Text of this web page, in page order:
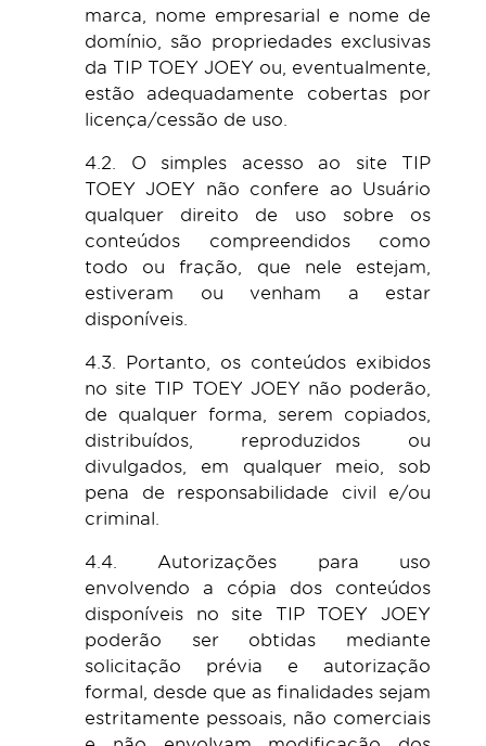
marca, nome empresarial e nome de
domínio, são propriedades exclusivas
da TIP TOEY JOEY ou, eventualmente,
estão adequadamente cobertas por
licença/cessão de uso.
4.2. O simples acesso ao site TIP
TOEY JOEY não confere ao Usuário
qualquer direito de uso sobre os
conteúdos compreendidos como
todo ou fração, que nele estejam,
estiveram ou venham a estar
disponíveis.
4.3. Portanto, os conteúdos exibidos
no site TIP TOEY JOEY não poderão,
de qualquer forma, serem copiados,
distribuídos, reproduzidos ou
divulgados, em qualquer meio, sob
pena de responsabilidade civil e/ou
criminal.
4.4. Autorizações para uso
envolvendo a cópia dos conteúdos
disponíveis no site TIP TOEY JOEY
poderão ser obtidas mediante
solicitação prévia e autorização
formal, desde que as finalidades sejam
estritamente pessoais, não comerciais